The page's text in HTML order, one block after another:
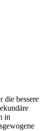
die bessere
in